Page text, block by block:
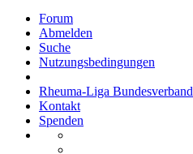
Forum
Abmelden
Suche
Nutzungsbedingungen
Rheuma-Liga Bundesverband
Kontakt
Spenden